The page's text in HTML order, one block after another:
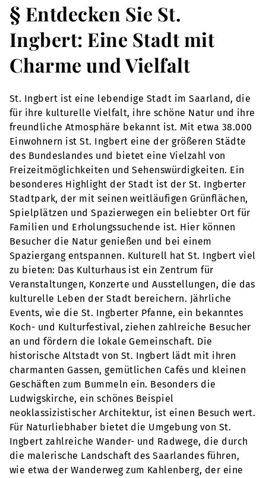
§ Entdecken Sie St.
Ingbert: Eine Stadt mit
Charme und Vielfalt
St. Ingbert ist eine lebendige Stadt im Saarland, die
für ihre kulturelle Vielfalt, ihre schöne Natur und ihre
freundliche Atmosphäre bekannt ist. Mit etwa 38.000
Einwohnern ist St. Ingbert eine der größeren Städte
des Bundeslandes und bietet eine Vielzahl von
Freizeitmöglichkeiten und Sehenswürdigkeiten. Ein
besonderes Highlight der Stadt ist der St. Ingberter
Stadtpark, der mit seinen weitläufigen Grünflächen,
Spielplätzen und Spazierwegen ein beliebter Ort für
Familien und Erholungssuchende ist. Hier können
Besucher die Natur genießen und bei einem
Spaziergang entspannen. Kulturell hat St. Ingbert viel
zu bieten: Das Kulturhaus ist ein Zentrum für
Veranstaltungen, Konzerte und Ausstellungen, die das
kulturelle Leben der Stadt bereichern. Jährliche
Events, wie die St. Ingberter Pfanne, ein bekanntes
Koch- und Kulturfestival, ziehen zahlreiche Besucher
an und fördern die lokale Gemeinschaft. Die
historische Altstadt von St. Ingbert lädt mit ihren
charmanten Gassen, gemütlichen Cafés und kleinen
Geschäften zum Bummeln ein. Besonders die
Ludwigskirche, ein schönes Beispiel
neoklassizistischer Architektur, ist einen Besuch wert.
Für Naturliebhaber bietet die Umgebung von St.
Ingbert zahlreiche Wander- und Radwege, die durch
die malerische Landschaft des Saarlandes führen,
wie etwa der Wanderweg zum Kahlenberg, der eine